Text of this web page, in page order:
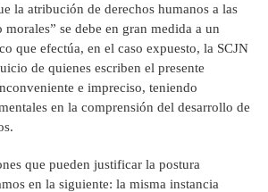
la atribución de derechos humanos a las
morales” se debe en gran medida a un
que efectúa, en el caso expuesto, la SCJN
de quienes escriben el presente
e impreciso, teniendo
en la comprensión del desarrollo de
que pueden justificar la postura
en la siguiente: la misma instancia